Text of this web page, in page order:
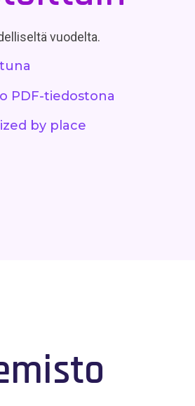
vuodelta.
PDF-tiedostona
by place